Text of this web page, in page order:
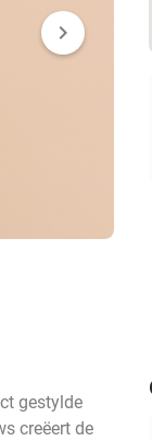
chevron_right
gestylde
creëert de